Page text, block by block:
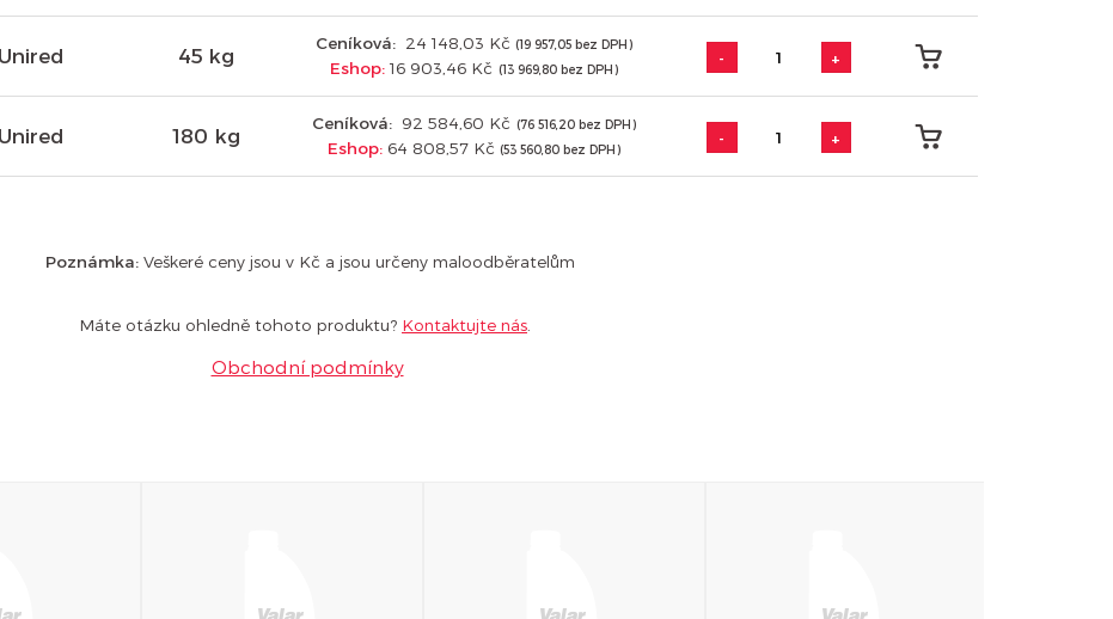
45 kg
Ceníková: 24 148,03 Kč(19 957,05 bez DPH)
Eshop: 16 903,46 Kč (13 969,80 bez DPH)
- +
180 kg
Ceníková: 92 584,60 Kč (76 516,20 bez DPH)
Eshop:64 808,57 Kč(53 560,80 bez DPH)
- +
Poznámka:Veškeré ceny jsou v Kč a jsou určeny maloodběratelům
Máte otázku ohledně tohoto produktu? Kontaktujte nás
Obchodní podmínky